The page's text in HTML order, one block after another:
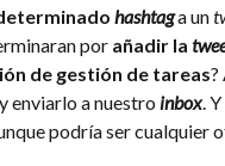
hashtaga un
por añadir la
de gestión de tareas?
enviarlo a nuestro inbox.
podría ser cualquier